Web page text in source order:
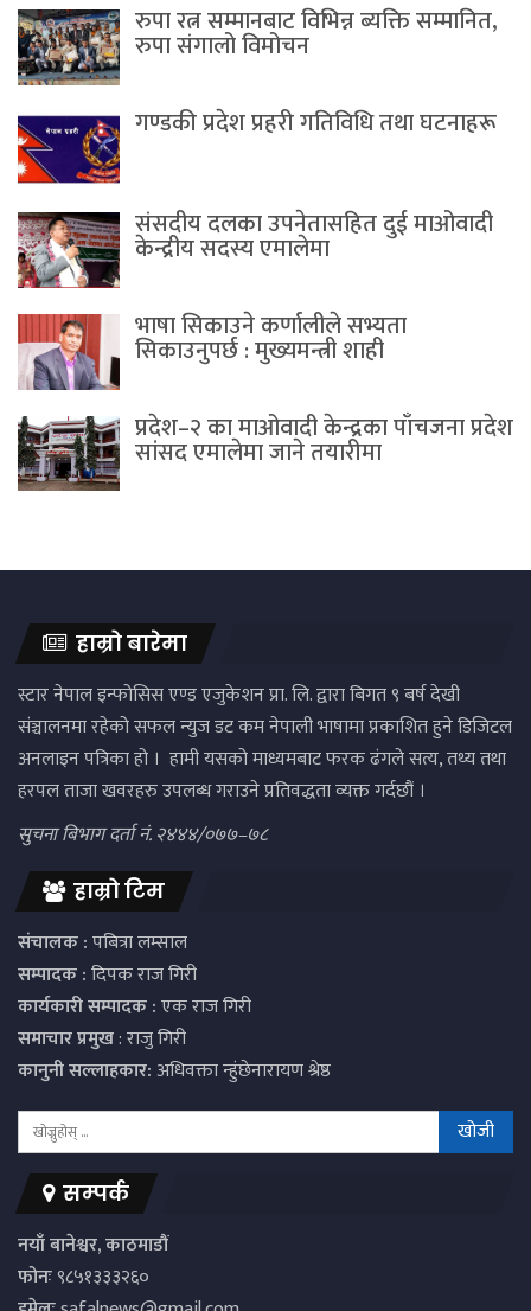
रुपा रत्न सम्मानबाट विभिन्न ब्यक्ति सम्मानित,
रुपा संगालो विमोचन
गण्डकी प्रदेश प्रहरी गतिविधि तथा घटनाहरू
संसदीय दलका उपनेतासहित दुई माओवादी
केन्द्रीय सदस्य एमालेमा
भाषा सिकाउने कर्णालीले सभ्यता
सिकाउनुपर्छ : मुख्यमन्त्री शाही
प्रदेश–२ का माओवादी केन्द्रका पाँचजना प्रदेश
सांसद एमालेमा जाने तयारीमा
हाम्रो बारेमा
स्टार नेपाल इन्फोसिस एण्ड एजुकेशन प्रा. लि. द्वारा बिगत ९ बर्ष देखी
संञ्चालनमा रहेको सफल न्युज डट कम नेपाली भाषामा प्रकाशित हुने डिजिटल
अनलाइन पत्रिका हो । हामी यसको माध्यमबाट फरक ढंगले सत्य, तथ्य तथा
हरपल ताजा खवरहरु उपलब्ध गराउने प्रतिवद्धता व्यक्त गर्दछौं ।
सुचना बिभाग दर्ता नं. २४४४/०७७–७८
हाम्रो टिम
संचालक :पबित्रा लम्साल
सम्पादक :दिपक राज गिरी
कार्यकारी सम्पादक :एक राज गिरी
समाचार प्रमुख: राजु गिरी
कानुनी सल्लाहकार:अधिवक्ता न्हुंछेनारायण श्रेष्ठ
सम्पर्क
नयाँ बानेश्वर, काठमाडौं
फोनः९८५१३३३२६०